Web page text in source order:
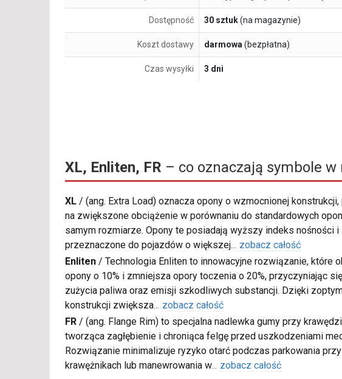
Dostępność 30 sztuk(na magazynie)
Koszt dostawy darmowa(bezpłatna)
Czas wysyłki 3 dni
XL, Enliten, FR – co oznaczają symbole
XL / (ang. Extra Load) oznacza opony o wzmocnionej
na zwiększone obciążenie w porównaniu do standardowych
samym rozmiarze. Opony te posiadają wyższy indeks nośności i
przeznaczone do pojazdów o większej... zobacz całość
Enliten / Technologia Enliten to innowacyjne rozwiązanie, które
opony o 10% i zmniejsza opory toczenia o 20%, przyczyniając
zużycia paliwa oraz emisji szkodliwych substancji. Dzięki
konstrukcji zwiększa... zobacz całość
FR / (ang. Flange Rim) to specjalna nadlewka gumy przy
tworząca zagłębienie i chroniąca felgę przed uszkodzeniami
Rozwiązanie minimalizuje ryzyko otarć podczas parkowania przy
krawężnikach lub manewrowania w... zobacz całość